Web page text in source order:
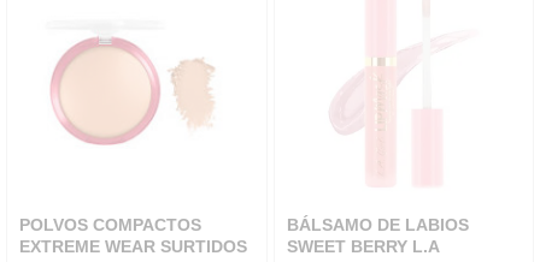
POLVOS COMPACTOS
EXTREME WEAR SURTIDOS
BÁLSAMO DE LABIOS
SWEET BERRY L.A